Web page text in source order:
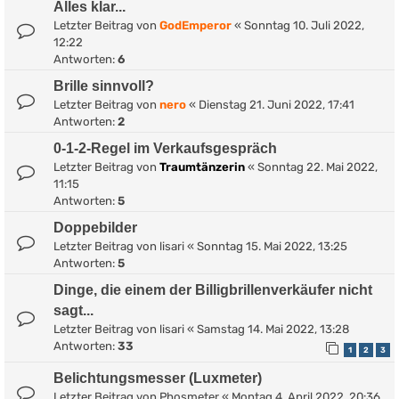
Alles klar...
Letzter Beitrag von GodEmperor « Sonntag 10. Juli 2022,
12:22
Antworten: 6
Brille sinnvoll?
Letzter Beitrag von nero « Dienstag 21. Juni 2022, 17:41
Antworten: 2
0-1-2-Regel im Verkaufsgespräch
Letzter Beitrag von Traumtänzerin « Sonntag 22. Mai 2022,
11:15
Antworten: 5
Doppebilder
Letzter Beitrag von lisari « Sonntag 15. Mai 2022, 13:25
Antworten: 5
Dinge, die einem der Billigbrillenverkäufer nicht
sagt...
Letzter Beitrag von lisari « Samstag 14. Mai 2022, 13:28
Antworten: 33 1 2 3
Belichtungsmesser (Luxmeter)